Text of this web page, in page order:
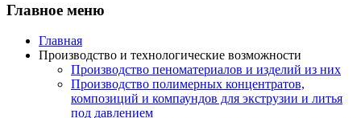
Главное меню
Главная
Производство и технологические возможности
Производство пеноматериалов и изделий из них
Производство полимерных концентратов,
композиций и компаундов для экструзии и литья
под давлением